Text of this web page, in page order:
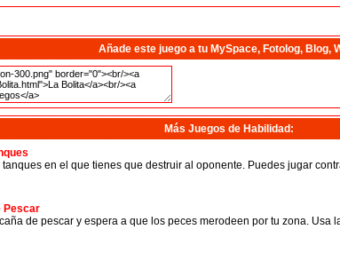
Añade este juego a tu MySpace, Fotolog, Blog,
Más Juegos de Habilidad :
en el que tienes que destruir al oponente. Puedes jugar
Pescar
de pescar y espera a que los peces merodeen por tu zona. Usa